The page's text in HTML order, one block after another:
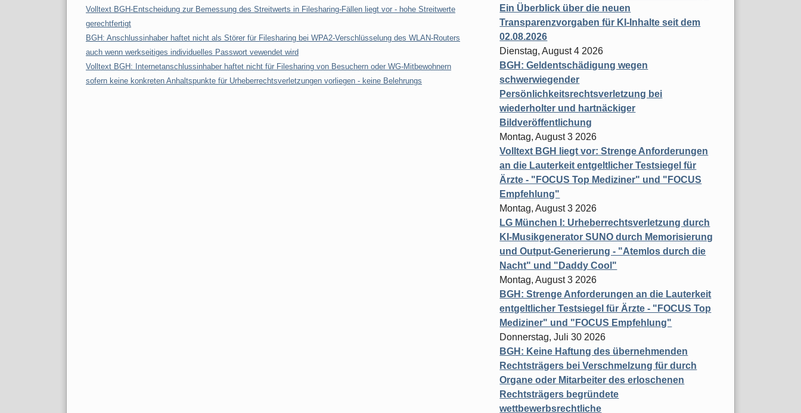
Volltext BGH-Entscheidung zur Bemessung des Streitwerts in Filesharing-Fällen liegt vor - hohe Streitwerte
gerechtfertigt
BGH: Anschlussinhaber haftet nicht als Störer für Filesharing bei WPA2-Verschlüsselung des WLAN-Routers
auch wenn werkseitiges individuelles Passwort vewendet wird
Volltext BGH: Internetanschlussinhaber haftet nicht für Filesharing von Besuchern oder WG-Mitbewohnern
sofern keine konkreten Anhaltspunkte für Urheberrechtsverletzungen vorliegen - keine Belehrungs
Ein Überblick über die neuen
Transparenzvorgaben für KI-Inhalte seit dem
02.08.2026
Dienstag, August 4 2026
BGH: Geldentschädigung wegen
schwerwiegender
Persönlichkeitsrechtsverletzung bei
wiederholter und hartnäckiger
Bildveröffentlichung
Montag, August 3 2026
Volltext BGH liegt vor: Strenge Anforderungen
an die Lauterkeit entgeltlicher Testsiegel für
Ärzte - "FOCUS Top Mediziner" und "FOCUS
Empfehlung"
Montag, August 3 2026
LG München I: Urheberrechtsverletzung durch
KI-Musikgenerator SUNO durch Memorisierung
und Output-Generierung - "Atemlos durch die
Nacht" und "Daddy Cool"
Montag, August 3 2026
BGH: Strenge Anforderungen an die Lauterkeit
entgeltlicher Testsiegel für Ärzte - "FOCUS Top
Mediziner" und "FOCUS Empfehlung"
Donnerstag, Juli 30 2026
BGH: Keine Haftung des übernehmenden
Rechtsträgers bei Verschmelzung für durch
Organe oder Mitarbeiter des erloschenen
Rechtsträgers begründete
wettbewerbsrechtliche